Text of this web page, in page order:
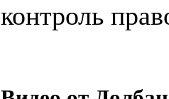
контроль